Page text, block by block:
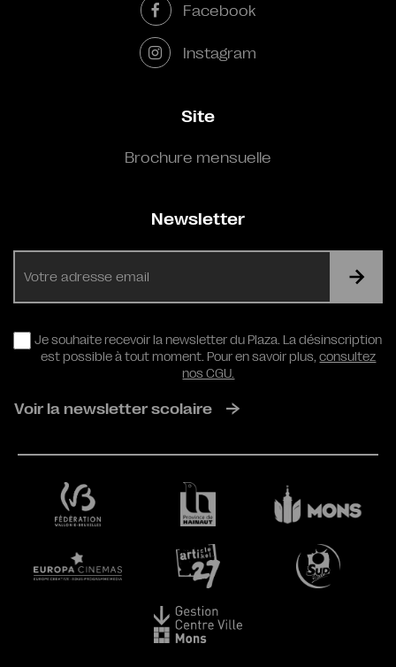
Facebook
Instagram
Site
Brochure mensuelle
Newsletter
RGPD
Je souhaite recevoir la newsletter du Plaza. La désinscription
est possible à tout moment. Pour en savoir plus,consultez
nos CGU.
Voir la newsletter scolaire